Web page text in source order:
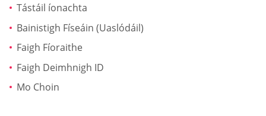
Tástáil íonachta
Bainistigh Físeáin (Uaslódáil)
Faigh Fíoraithe
Faigh Deimhnigh ID
Mo Choin